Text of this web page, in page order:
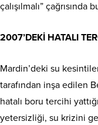
çalışılmalı” çağrısında
2007’DEKİ HATALI
Mardin’deki su
tarafından inşa edilen
hatalı boru tercihi
yetersizliği, su krizini